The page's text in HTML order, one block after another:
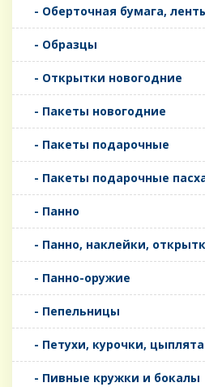
- Оберточная бумага,
- Образцы
- Открытки новогодние
- Пакеты новогодние
- Пакеты подарочные
- Пакеты подарочные
- Панно
- Панно, наклейки,
- Панно-оружие
- Пепельницы
- Петухи, курочки,
- Пивные кружки и бокалы